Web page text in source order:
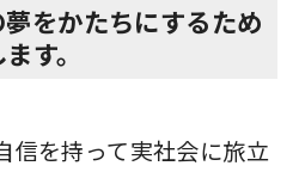
をかたちにするため
す。
信を持って実社会に旅立